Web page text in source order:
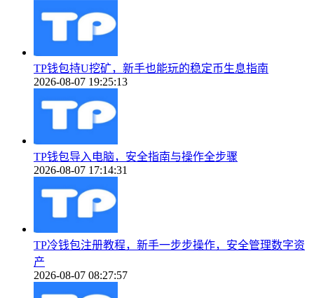
TP钱包持U挖矿，新手也能玩的稳定币生息指南
2026-08-07 19:25:13
TP钱包导入电脑，安全指南与操作全步骤
2026-08-07 17:14:31
TP冷钱包注册教程，新手一步步操作，安全管理数字资
产
2026-08-07 08:27:57